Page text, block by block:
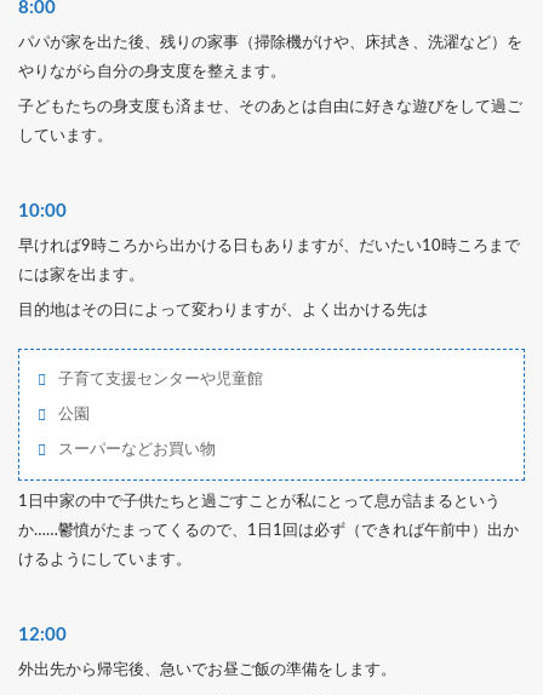
8:00
パパが家を出た後、残りの家事（掃除機がけや、床拭き、洗濯など）を
やりながら自分の身支度を整えます。
子どもたちの身支度も済ませ、そのあとは自由に好きな遊びをして過ご
しています。
10:00
早ければ9時ころから出かける日もありますが、だいたい10時ころまで
には家を出ます。
目的地はその日によって変わりますが、よく出かける先は
子育て支援センターや児童館
公園
スーパーなどお買い物
1日中家の中で子供たちと過ごすことが私にとって息が詰まるという
か……鬱憤がたまってくるので、1日1回は必ず（できれば午前中）出か
けるようにしています。
12:00
外出先から帰宅後、急いでお昼ご飯の準備をします。